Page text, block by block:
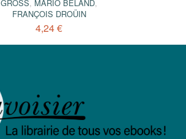
GROSS, MARIO BÉLAND,
FRANÇOIS DROÜIN
4,24 €